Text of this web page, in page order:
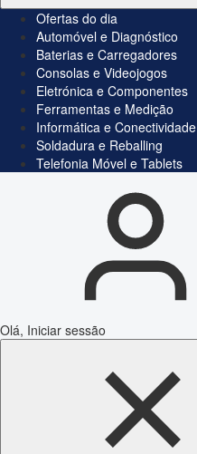
Ofertas do dia
Automóvel e Diagnóstico
Baterias e Carregadores
Consolas e Videojogos
Eletrónica e Componentes
Ferramentas e Medição
Informática e Conectividade
Soldadura e Reballing
Telefonia Móvel e Tablets
Olá, Iniciar sessão